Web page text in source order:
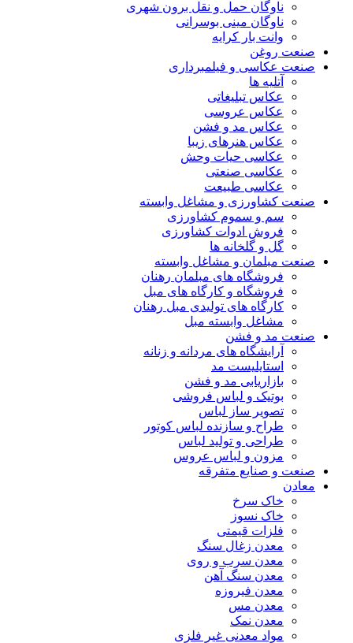
ناوگان حمل و نقل برون شهری
ناوگان مینی بوسرانی
وانت بار کرایه
صنعت روغن
صنعت عکاسی و فیلمبرداری
آتلیه ها
عکاس تبلیغاتی
عکاس عروسی
عکاس مد و فشن
عکاس هنرهای زیبا
عکاسی حیات وحش
عکاسی صنعتی
عکاسی طبیعت
صنعت کشاورزی و مشاغل وابسته
سم و سموم کشاورزی
فروش ادوات کشاورزی
گل و گلخانه ها
صنعت مبلمان و مشاغل وابسته
فروشگاه های مبلمان رهنان
فروشگاه و کارگاه های مبل
کارگاه های تولیدی مبل رهنان
مشاغل وابسته مبل
صنعت مد و فشن
آرایشگاه های مردانه و زنانه
استایلیست مد
بازاریابی مد و فشن
بوتیک و لباس فروشی
تصویر ساز لباس
طراح و سازنده لباس کوتور
طراحی و تولید لباس
مزون و لباس عروس
صنعت و صنایع متفرقه
معادن
خاک سرخ
خاک نسوز
فلزات قیمتی
معدن زغال سنگ
معدن سرب و روی
معدن سنگ آهن
معدن فیروزه
معدن مس
معدن نمک
مواد معدنی غیر فلزی